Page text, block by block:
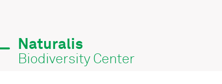
Naturalis
Biodiversity Center